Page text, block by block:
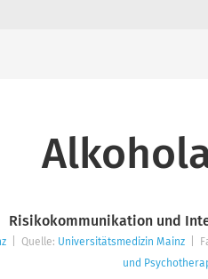
haben zusätzliche
Risikokommunikation und
| Quelle: Universitätsmedizin Mainz|
und